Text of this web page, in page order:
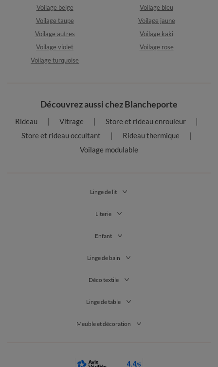
Voilage beige
Voilage bleu
Voilage taupe
Voilage jaune
Voilage autres
Voilage kaki
Voilage violet
Voilage rose
Voilage turquoise
Découvrez aussi chez Blancheporte
Rideau Vitrage
Store et rideau enrouleur
Store et rideau occultant
Rideau thermique
Voilage modulable
Linge de lit
Literie
Enfant
Linge de bain
Déco textile
Linge de table
Meuble et décoration